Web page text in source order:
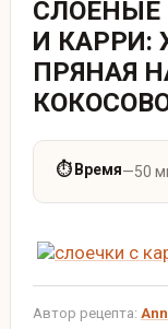
СЛОЁНЫЕ
И КАРРИ:
ПРЯНАЯ
⏱ Время—50
Автор рецепта: